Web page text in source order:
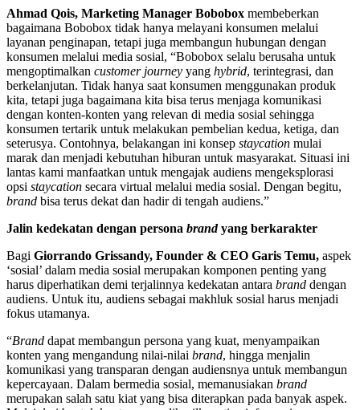
Ahmad Qois, Marketing Manager Bobobox membeberkan
bagaimana Bobobox tidak hanya melayani konsumen melalui
layanan penginapan, tetapi juga membangun hubungan dengan
konsumen melalui media sosial, “Bobobox selalu berusaha untuk
mengoptimalkan customer journey yang hybrid, terintegrasi, dan
berkelanjutan. Tidak hanya saat konsumen menggunakan produk
kita, tetapi juga bagaimana kita bisa terus menjaga komunikasi
dengan konten-konten yang relevan di media sosial sehingga
konsumen tertarik untuk melakukan pembelian kedua, ketiga, dan
seterusya. Contohnya, belakangan ini konsep staycation mulai
marak dan menjadi kebutuhan hiburan untuk masyarakat. Situasi ini
lantas kami manfaatkan untuk mengajak audiens mengeksplorasi
opsi staycation secara virtual melalui media sosial. Dengan begitu,
brand bisa terus dekat dan hadir di tengah audiens.”
Jalin kedekatan dengan persona brandyang berkarakter
Bagi Giorrando Grissandy, Founder & CEO Garis Temu, aspek
‘sosial’ dalam media sosial merupakan komponen penting yang
harus diperhatikan demi terjalinnya kedekatan antara brand dengan
audiens. Untuk itu, audiens sebagai makhluk sosial harus menjadi
fokus utamanya.
“Brand dapat membangun persona yang kuat, menyampaikan
konten yang mengandung nilai-nilai brand, hingga menjalin
komunikasi yang transparan dengan audiensnya untuk membangun
kepercayaan. Dalam bermedia sosial, memanusiakan brand
merupakan salah satu kiat yang bisa diterapkan pada banyak aspek.